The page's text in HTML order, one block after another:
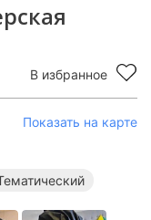
В избранное
Показать на карте